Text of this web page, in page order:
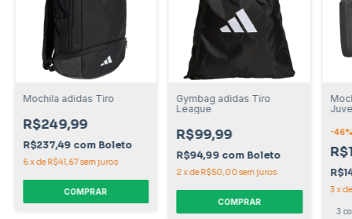
Mochila adidas Tiro
R$249,99
R$237,49 com Boleto
6xdeR$41,67sem juros
COMPRAR
Gymbag adidas Tiro
League
R$99,99
R$94,99 com Boleto
2xdeR$50,00sem juros
COMPRAR
-46
3x
3